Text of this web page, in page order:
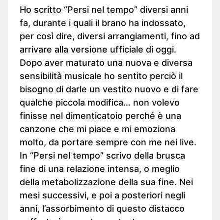
Ho scritto “Persi nel tempo” diversi anni
fa, durante i quali il brano ha indossato,
per così dire, diversi arrangiamenti, fino ad
arrivare alla versione ufficiale di oggi.
Dopo aver maturato una nuova e diversa
sensibilità musicale ho sentito perciò il
bisogno di darle un vestito nuovo e di fare
qualche piccola modifica… non volevo
finisse nel dimenticatoio perché è una
canzone che mi piace e mi emoziona
molto, da portare sempre con me nei live.
In “Persi nel tempo” scrivo della brusca
fine di una relazione intensa, o meglio
della metabolizzazione della sua fine. Nei
mesi successivi, e poi a posteriori negli
anni, l’assorbimento di questo distacco